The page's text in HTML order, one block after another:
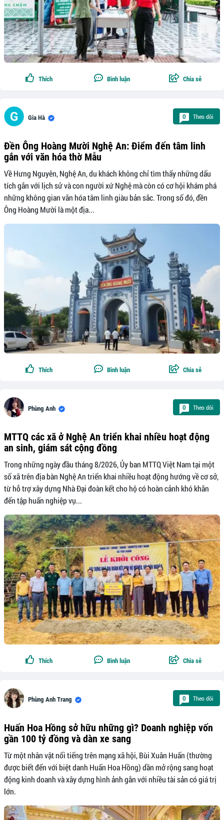
Thích Bình luận Chia sẻ
Gia Hà 0 Theo dõi
Đền Ông Hoàng Mười Nghệ An: Điểm đến tâm linh
gắn với văn hóa thờ Mẫu
Về Hưng Nguyên, Nghệ An, du khách không chỉ tìm thấy những dấu
tích gắn với lịch sử và con người xứ Nghệ mà còn có cơ hội khám phá
những không gian văn hóa tâm linh giàu bản sắc. Trong số đó, đền
Ông Hoàng Mười là một địa...
Thích Bình luận Chia sẻ
Phùng Anh 0 Theo dõi
MTTQ các xã ở Nghệ An triển khai nhiều hoạt động
an sinh, giám sát cộng đồng
Trong những ngày đầu tháng 8/2026, Ủy ban MTTQ Việt Nam tại một
số xã trên địa bàn Nghệ An triển khai nhiều hoạt động hướng về cơ sở,
từ hỗ trợ xây dựng Nhà Đại đoàn kết cho hộ có hoàn cảnh khó khăn
đến tập huấn nghiệp vụ...
Thích Bình luận Chia sẻ
Phùng Anh Trang 0 Theo dõi
Huấn Hoa Hồng sở hữu những gì? Doanh nghiệp vốn
gần 100 tỷ đồng và dàn xe sang
Từ một nhân vật nổi tiếng trên mạng xã hội, Bùi Xuân Huấn (thường
được biết đến với biệt danh Huấn Hoa Hồng) dần mở rộng sang hoạt
động kinh doanh và xây dựng hình ảnh gắn với nhiều tài sản có giá trị
lớn.